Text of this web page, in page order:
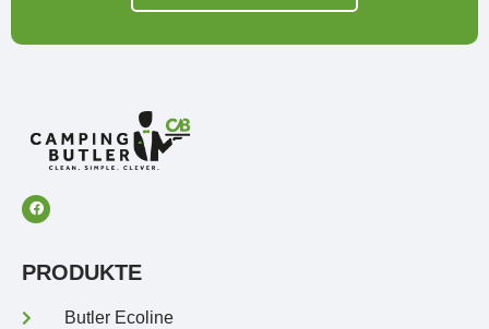
PRODUKTE
Butler Ecoline